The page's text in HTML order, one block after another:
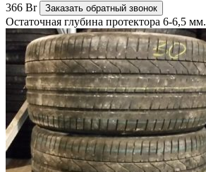
366 Br Заказать обратный звонок
Остаточная глубина протектора 6-6,5 мм.